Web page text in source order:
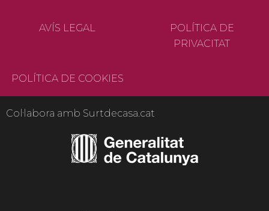
AVÍS LEGAL
POLÍTICA DE
PRIVACITAT
POLÍTICA DE COOKIES
Col·labora amb Surtdecasa.cat